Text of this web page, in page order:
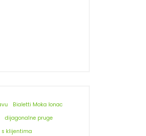
Bialetti Moka lonac
dijagonalne pruge
klijentima